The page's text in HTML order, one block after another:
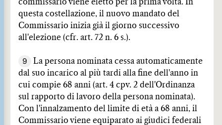
commissario viene eletto per la prima volta. In
questa costellazione, il nuovo mandato del
Commissario inizia già il giorno successivo
all'elezione (cfr. art. 72 n. 6 s.).
9
La persona nominata cessa automaticamente
dal suo incarico al più tardi alla fine dell'anno in
cui compie 68 anni (art. 4 cpv. 2 dell'Ordinanza
sul rapporto di lavoro della persona nominata).
Con l'innalzamento del limite di età a 68 anni, il
Commissario viene equiparato ai giudici federali